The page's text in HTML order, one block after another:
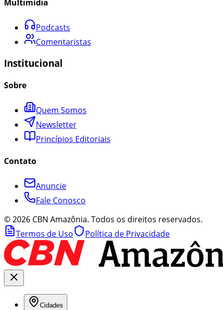
Multimídia
Podcasts
Comentaristas
Institucional
Sobre
Quem Somos
Newsletter
Princípios Editoriais
Contato
Anuncie
Fale Conosco
©2026 CBN Amazônia. Todos os direitos reservados.
Termos de Uso
Política de Privacidade
Cidades